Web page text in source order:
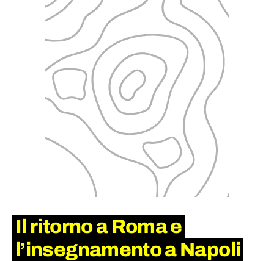
Il ritorno a Roma e
l’insegnamento a Napoli